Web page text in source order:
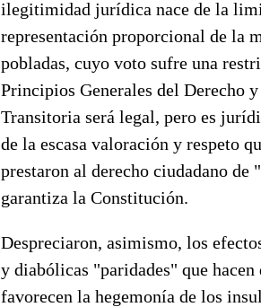
ilegitimidad jurídica nace de la
representación proporcional de la
pobladas, cuyo voto sufre una
Principios Generales del Derecho
Transitoria será legal, pero es
de la escasa valoración y respeto
prestaron al derecho ciudadano
garantiza la Constitución.
Despreciaron, asimismo, los
y diabólicas "paridades" que
favorecen la hegemonía de los